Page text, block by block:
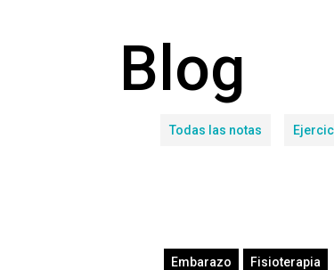
Blog
Todas las notas
Embarazo Fisioterapia